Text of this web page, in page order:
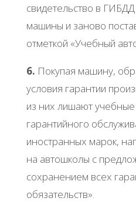
свидетельство в
машины и заново
отметкой «Учебный
6. Покупая машину,
условия гарантии
из них лишают
гарантийного
иностранных марок,
на автошколы с
сохранением всех
обязательств».